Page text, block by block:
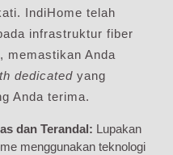
IndiHome telah
infrastruktur fiber
memastikan Anda
dedicated yang
Anda terima.
dan Terandal: Lupakan
menggunakan teknologi